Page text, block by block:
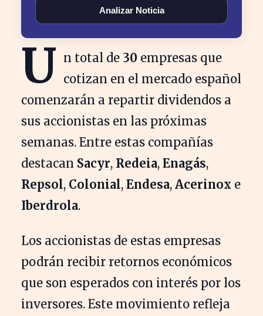
Analizar Noticia
U n total de 30 empresas que
cotizan en el mercado español
comenzarán a repartir dividendos a
sus accionistas en las próximas
semanas. Entre estas compañías
destacan Sacyr, Redeia, Enagás,
Repsol, Colonial, Endesa, Acerinox e
Iberdrola.
Los accionistas de estas empresas
podrán recibir retornos económicos
que son esperados con interés por los
inversores. Este movimiento refleja